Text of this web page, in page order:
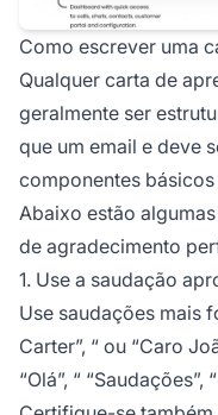
Como escrever uma
Qualquer carta de
geralmente ser
que um email e deve
componentes
Abaixo estão
de agradecimento
1. Use a saudação
Use saudações mais
Carter”, “ ou “Caro
“Olá”, “ “Saudações”, “